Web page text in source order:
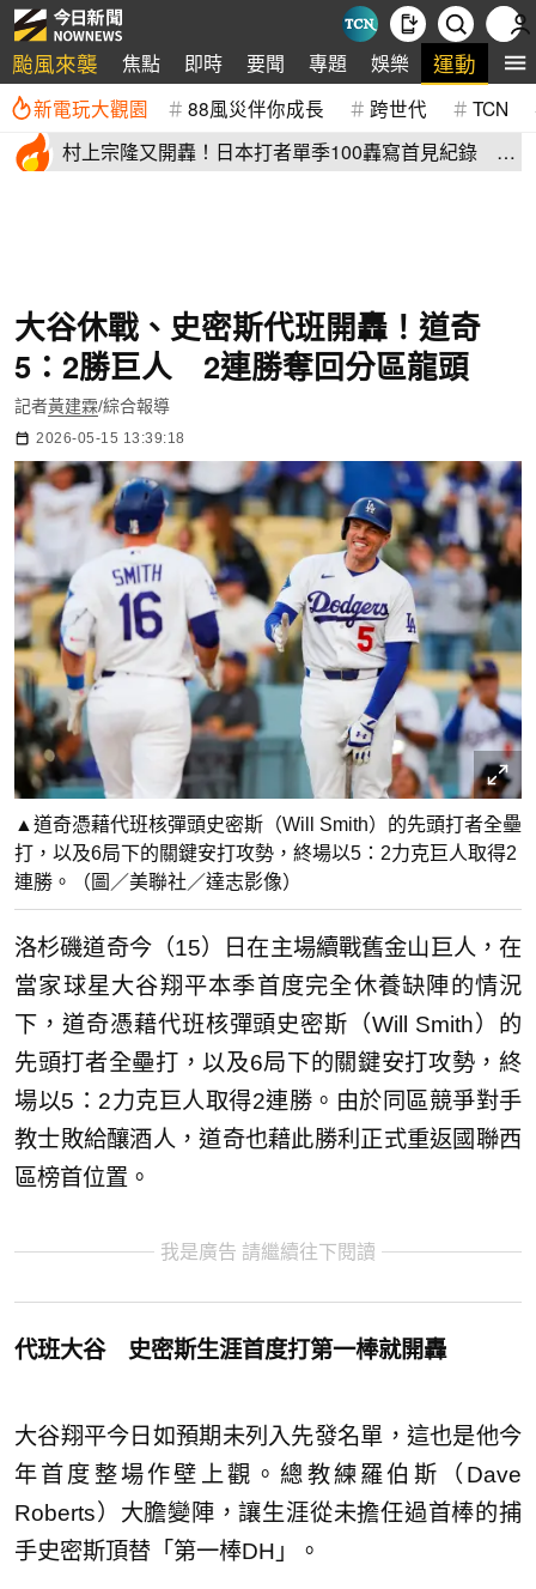
颱風來襲 焦點 即時 要聞 專題 娛樂 運動 全
新電玩大觀園 88風災伴你成長 跨世代 TCN
村上宗隆又開轟！日本打者單季100轟寫首見紀錄 這
大谷休戰、史密斯代班開轟！道奇
5：2勝巨人 2連勝奪回分區龍頭
記者黃建霖/綜合報導
2026-05-15 13:39:18
▲道奇憑藉代班核彈頭史密斯（Will Smith）的先頭打者全壘
打，以及6局下的關鍵安打攻勢，終場以5：2力克巨人取得2
連勝。（圖／美聯社／達志影像）
洛杉磯道奇今（15）日在主場續戰舊金山巨人，在
當家球星大谷翔平本季首度完全休養缺陣的情況
下，道奇憑藉代班核彈頭史密斯（Will Smith）的
先頭打者全壘打，以及6局下的關鍵安打攻勢，終
場以5：2力克巨人取得2連勝。由於同區競爭對手
教士敗給釀酒人，道奇也藉此勝利正式重返國聯西
區榜首位置。
我是廣告 請繼續往下閱讀
代班大谷 史密斯生涯首度打第一棒就開轟
大谷翔平今日如預期未列入先發名單，這也是他今
年首度整場作壁上觀。總教練羅伯斯（Dave
Roberts）大膽變陣，讓生涯從未擔任過首棒的捕
手史密斯頂替「第一棒DH」。